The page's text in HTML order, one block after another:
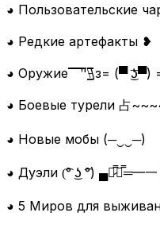
◕ Пользовательские
◕ Редкие артефакты ❥
◕ Оружие ̿̿ ̿̿ ̿̿ ̿'̿'\̵͇̿̿\з= (▀ ͜͞ʖ▀)
◕ Боевые турели 占
◕ Новые мобы (─‿‿─)
◕ Дуэли (͡° ͜ʖ ͡°) ▄︻̷̿┻̿═━
◕ 5 Миров для